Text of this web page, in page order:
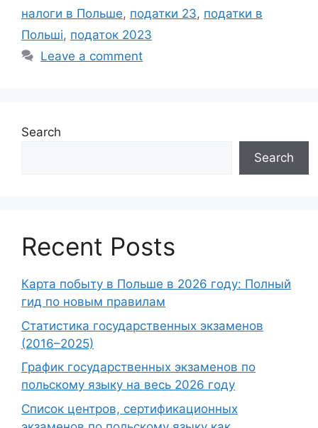
налоги в Польше, податки 23, податки в
Польші, податок 2023
Leave a comment
Search
Search
Recent Posts
Карта побыту в Польше в 2026 году: Полный
гид по новым правилам
Статистика государственных экзаменов
(2016–2025)
График государственных экзаменов по
польскому языку на весь 2026 году
Список центров, сертификационных